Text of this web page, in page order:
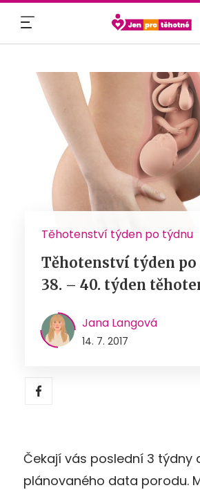
Těhotenství týden po týdnu
Těhotenství týden po
38. – 40. týden
Jana Langová
14. 7. 2017
Čekají vás poslední 3 týdny
plánovaného data porodu.